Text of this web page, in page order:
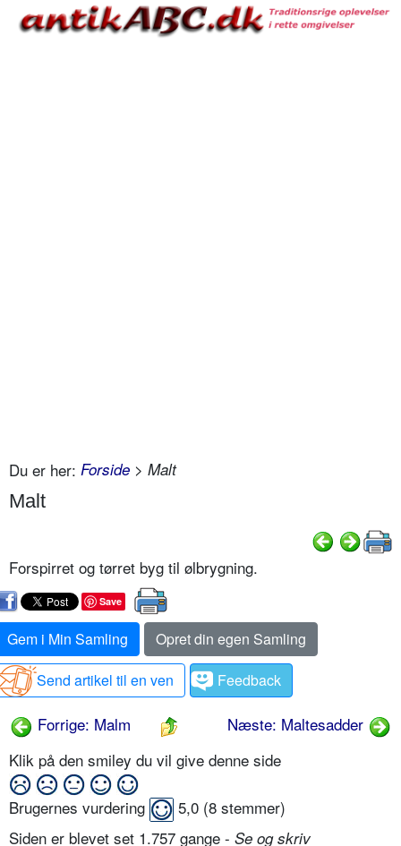
Du er her: Forside > Malt
Malt
Forspirret og tørret byg til ølbrygning.
Save
Gem i Min Samling
Opret din egen Samling
Send artikel til en ven
Feedback
Forrige: Malm
Næste: Maltesadder
Klik på den smiley du vil give denne side
Brugernes vurdering 5,0 (8 stemmer)
Siden er blevet set 1.757 gange - Se og skriv